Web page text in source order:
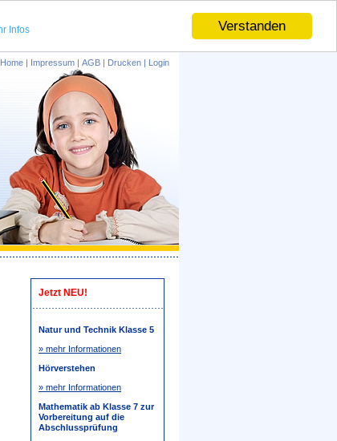
Verstanden
Infos
Home | Impressum | AGB | Drucken | Login
Jetzt NEU!
Natur und Technik Klasse 5
» mehr Informationen
Hörverstehen
» mehr Informationen
Mathematik ab Klasse 7 zur
Vorbereitung auf die
Abschlussprüfung